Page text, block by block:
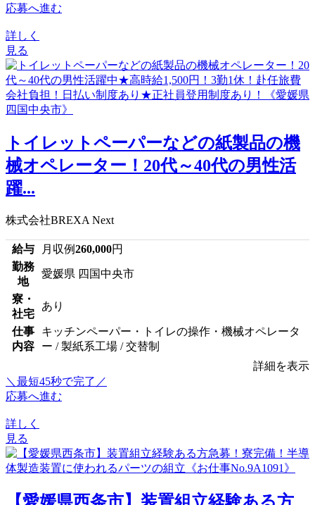
応募へ進む
詳しく
見る
トイレットペーパーなどの紙製品の機
械オペレーター！20代～40代の男性活
躍...
株式会社BREXA Next
給与 月収例260,000円
勤務
地
愛媛県 四国中央市
寮・
社宅
あり
仕事
内容
キッチンペーパー・トイレの操作・機械オペレータ
ー / 製紙系工場 / 交替制
詳細を表示
＼最短45秒で完了／
応募へ進む
詳しく
見る
【愛媛県西条市】装置組立経験ある方